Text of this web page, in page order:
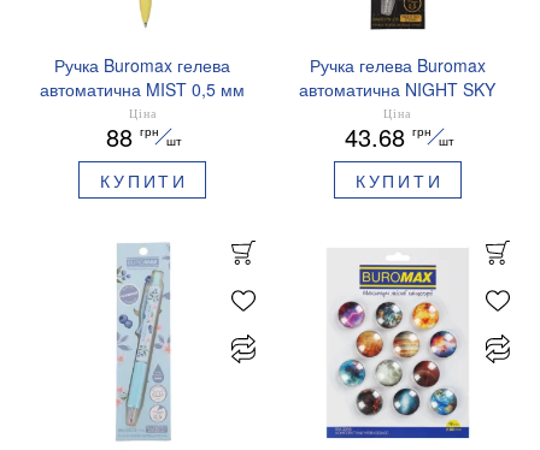
Ручка Buromax гелева
автоматична MIST 0,5 мм
сині чорнила BM.83103
Ціна
88 грн
шт
КУПИТИ
Ручка гелева Buromax
автоматична NIGHT SKY
ZODIAC 0.5 мм
ароматизований грип синє
чорнило BM.8379-01
Ціна
43.68 грн
шт
КУПИТИ